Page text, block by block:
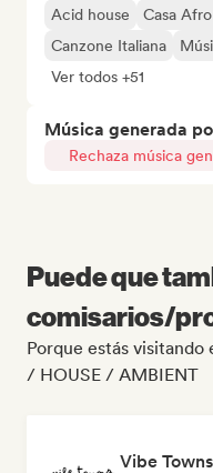
Acid house Casa
Canzone Italiana
Ver todos +51
Música generada
Rechaza música
Puede que
comisarios/
Porque estás
/ HOUSE / AMBIENT
Vibe